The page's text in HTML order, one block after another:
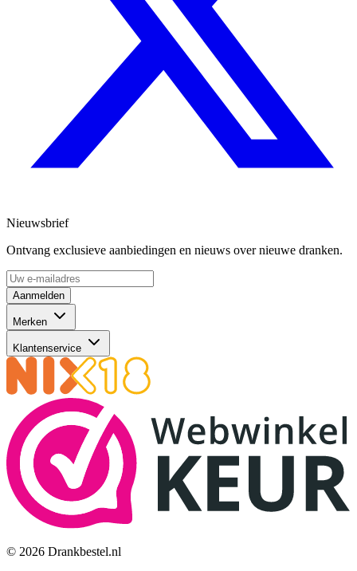
Nieuwsbrief
Ontvang exclusieve aanbiedingen en nieuws over nieuwe dranken.
Aanmelden
Merken
Klantenservice
© 2026 Drankbestel.nl